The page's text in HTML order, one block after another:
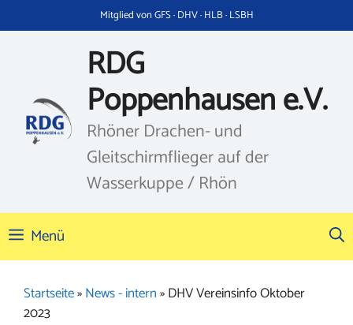
Inhalt
Mitglied von GFS · DHV · HLB · LSBH
RDG
Poppenhausen e.V.
Rhöner Drachen- und
Gleitschirmflieger auf der
Wasserkuppe / Rhön
Menü
Startseite»News - intern»DHV Vereinsinfo Oktober
2023